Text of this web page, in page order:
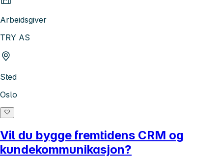
Arbeidsgiver
TRY AS
Sted
Oslo
Vil du bygge fremtidens CRM og
kundekommunikasjon?